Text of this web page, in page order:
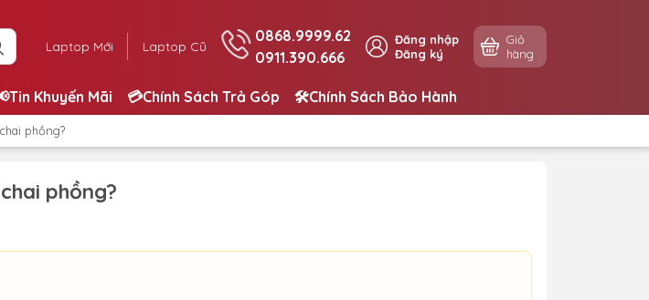
Laptop Mới Laptop Cũ
0868.9999.62
0911.390.666
Đăng nhập
Đăng ký
Giỏ
hàng
Khuyến Mãi 💳Chính Sách Trả Góp 🛠️Chính Sách Bảo Hành
phồng?
phồng?